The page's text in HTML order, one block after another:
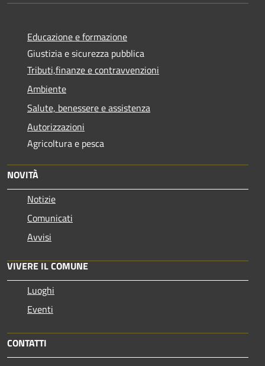
Educazione e formazione
Giustizia e sicurezza pubblica
Tributi,finanze e contravvenzioni
Ambiente
Salute, benessere e assistenza
Autorizzazioni
Agricoltura e pesca
NOVITÀ
Notizie
Comunicati
Avvisi
VIVERE IL COMUNE
Luoghi
Eventi
CONTATTI